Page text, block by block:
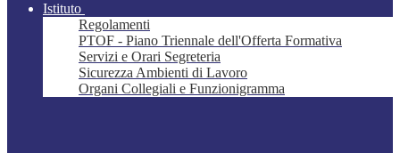
Istituto
Regolamenti
PTOF - Piano Triennale dell'Offerta Formativa
Servizi e Orari Segreteria
Sicurezza Ambienti di Lavoro
Organi Collegiali e Funzionigramma